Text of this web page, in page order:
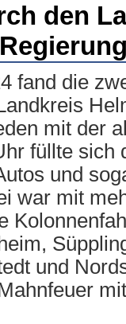
den
fand die
mit der
füllte sich
und
war mit
und